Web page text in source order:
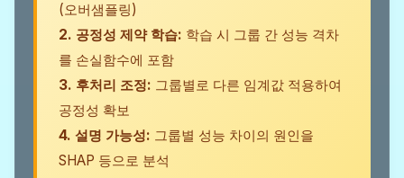
(오버샘플링)
2. 공정성 제약 학습: 학습 시 그룹 간 성능 격차
를 손실함수에 포함
3. 후처리 조정: 그룹별로 다른 임계값 적용하여
공정성 확보
4. 설명 가능성: 그룹별 성능 차이의 원인을
SHAP 등으로 분석